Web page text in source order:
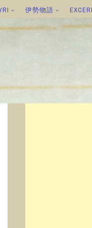
伊勢物語